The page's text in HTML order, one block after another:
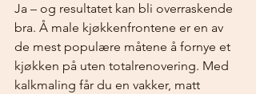
Ja – og resultatet kan bli overraskende
bra. Å male kjøkkenfrontene er en av
de mest populære måtene å fornye et
kjøkken på uten totalrenovering. Med
kalkmaling får du en vakker, matt